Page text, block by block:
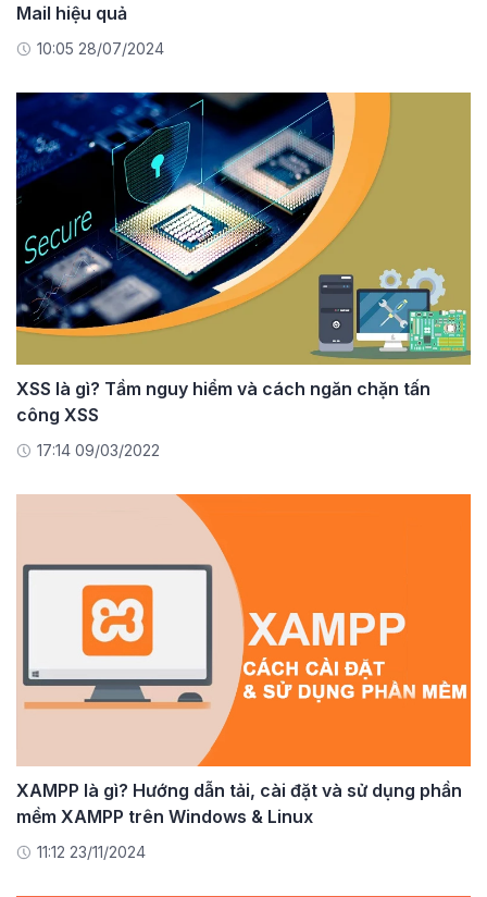
Mail hiệu quả
10:05 28/07/2024
XSS là gì? Tầm nguy hiểm và cách ngăn chặn tấn
công XSS
17:14 09/03/2022
XAMPP là gì? Hướng dẫn tải, cài đặt và sử dụng phần
mềm XAMPP trên Windows & Linux
11:12 23/11/2024